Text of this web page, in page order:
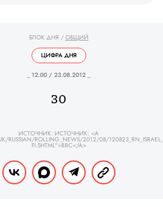
БЛОК ДНЯ / ОБЩИЙ
ЦИФРА ДНЯ
_ 12.00 / 23.08.2012 _
30
ИСТОЧНИК: ИСТОЧНИК: <A
RUSSIAN/ROLLING_NEWS/2012/08/
FI.SHTML">BBC</A>